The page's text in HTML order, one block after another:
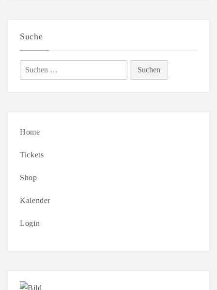
Suche
Suchen
nach:
Home
Tickets
Shop
Kalender
Login